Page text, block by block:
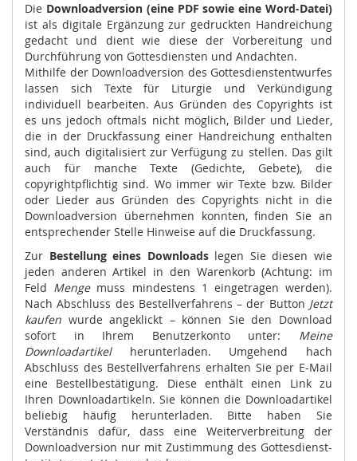
Die Downloadversion (eine PDF sowie eine Word-Datei)
ist als digitale Ergänzung zur gedruckten Handreichung
gedacht und dient wie diese der Vorbereitung und
Durchführung von Gottesdiensten und Andachten.
Mithilfe der Downloadversion des Gottesdienstentwurfes
lassen sich Texte für Liturgie und Verkündigung
individuell bearbeiten. Aus Gründen des Copyrights ist
es uns jedoch oftmals nicht möglich, Bilder und Lieder,
die in der Druckfassung einer Handreichung enthalten
sind, auch digitalisiert zur Verfügung zu stellen. Das gilt
auch für manche Texte (Gedichte, Gebete), die
copyrightpflichtig sind. Wo immer wir Texte bzw. Bilder
oder Lieder aus Gründen des Copyrights nicht in die
Downloadversion übernehmen konnten, finden Sie an
entsprechender Stelle Hinweise auf die Druckfassung.
Zur Bestellung eines Downloadslegen Sie diesen wie
jeden anderen Artikel in den Warenkorb (Achtung: im
Feld Mengemuss mindestens 1 eingetragen werden).
Nach Abschluss des Bestellverfahrens – der Button Jetzt
kaufen wurde angeklickt – können Sie den Download
sofort in Ihrem Benutzerkonto unter: Meine
Downloadartikelherunterladen. Umgehend hach
Abschluss des Bestellverfahrens erhalten Sie per E-Mail
eine Bestellbestätigung. Diese enthält einen Link zu
Ihren Downloadartikeln. Sie können die Downloadartikel
beliebig häufig herunterladen. Bitte haben Sie
Verständnis dafür, dass eine Weiterverbreitung der
Downloadversion nur mit Zustimmung des Gottesdienst-